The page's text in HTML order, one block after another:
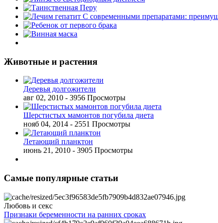
Животные и растения
Деревья долгожители
авг 02, 2010 - 3956 Просмотры
Шерстистых мамонтов погубила диета
нояб 04, 2014 - 2551 Просмотры
Летающий планктон
июнь 21, 2010 - 3905 Просмотры
Самые популярные статьи
Любовь и секс
Признаки беременности на ранних сроках